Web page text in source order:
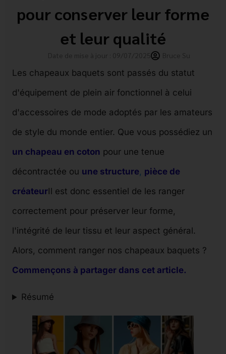
pour conserver leur forme
et leur qualité
Les chapeaux baquets sont passés du statut
d'équipement de plein air fonctionnel à celui
d'accessoires de mode adoptés par les amateurs
de style du monde entier. Que vous possédiez un
un chapeau en coton pour une tenue
décontractée ou une structure, pièce de
créateurIl est donc essentiel de les ranger
correctement pour préserver leur forme,
l'intégrité de leur tissu et leur aspect général.
Alors, comment ranger nos chapeaux baquets ?
Commençons à partager dans cet article.
Résumé